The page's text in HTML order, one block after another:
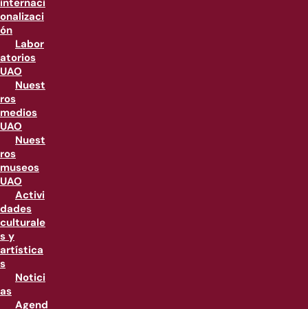
internaci
onalizaci
ón
Labor
atorios
UAO
Nuest
ros
medios
UAO
Nuest
ros
museos
UAO
Activi
dades
culturale
s y
artística
s
Notici
as
Agend